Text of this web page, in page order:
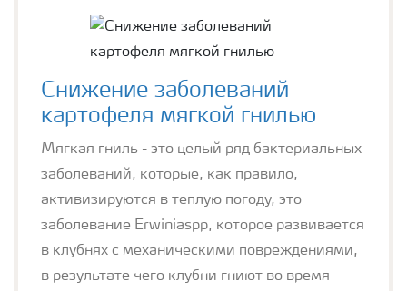
Снижение заболеваний
картофеля мягкой гнилью
Мягкая гниль - это целый ряд бактериальных
заболеваний, которые, как правило,
активизируются в теплую погоду, это
заболевание Erwiniaspp, которое развивается
в клубнях с механическими повреждениями,
в результате чего клубни гниют во время